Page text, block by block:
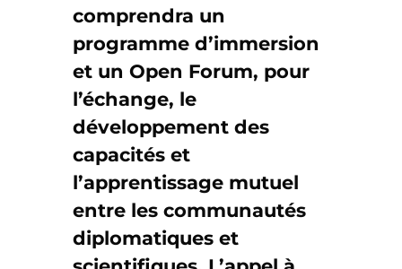
comprendra un
programme d’immersion
et un Open Forum, pour
l’échange, le
développement des
capacités et
l’apprentissage mutuel
entre les communautés
diplomatiques et